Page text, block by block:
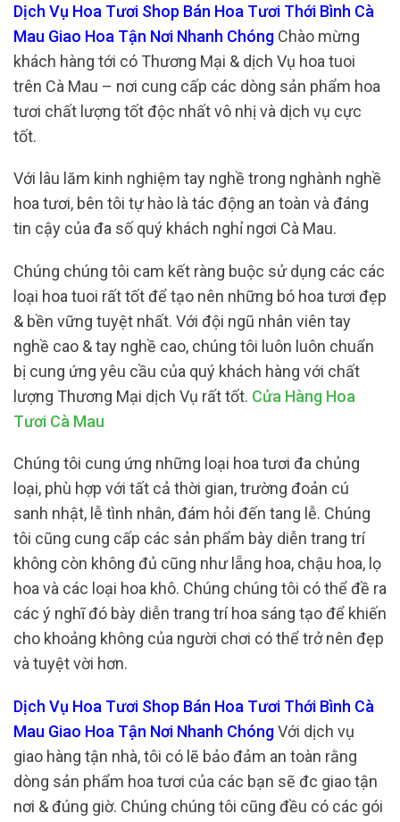
Dịch Vụ Hoa Tươi Shop Bán Hoa Tươi Thới Bình Cà
Mau Giao Hoa Tận Nơi Nhanh Chóng Chào mừng
khách hàng tới có Thương Mại & dịch Vụ hoa tuoi
trên Cà Mau – nơi cung cấp các dòng sản phẩm hoa
tươi chất lượng tốt độc nhất vô nhị và dịch vụ cực
tốt.
Với lâu lăm kinh nghiệm tay nghề trong nghành nghề
hoa tươi, bên tôi tự hào là tác động an toàn và đáng
tin cậy của đa số quý khách nghỉ ngơi Cà Mau.
Chúng chúng tôi cam kết ràng buộc sử dụng các các
loại hoa tuoi rất tốt để tạo nên những bó hoa tươi đẹp
& bền vững tuyệt nhất. Với đội ngũ nhân viên tay
nghề cao & tay nghề cao, chúng tôi luôn luôn chuẩn
bị cung ứng yêu cầu của quý khách hàng với chất
lượng Thương Mại dịch Vụ rất tốt. Cửa Hàng Hoa
Tươi Cà Mau
Chúng tôi cung ứng những loại hoa tươi đa chủng
loại, phù hợp với tất cả thời gian, trường đoản cú
sanh nhật, lễ tình nhân, đám hỏi đến tang lễ. Chúng
tôi cũng cung cấp các sản phẩm bày diễn trang trí
không còn không đủ cũng như lẵng hoa, chậu hoa, lọ
hoa và các loại hoa khô. Chúng chúng tôi có thể đề ra
các ý nghĩ đó bày diễn trang trí hoa sáng tạo để khiến
cho khoảng không của người chơi có thể trở nên đẹp
và tuyệt vời hơn.
Dịch Vụ Hoa Tươi Shop Bán Hoa Tươi Thới Bình Cà
Mau Giao Hoa Tận Nơi Nhanh ChóngVới dịch vụ
giao hàng tận nhà, tôi có lẽ bảo đảm an toàn rằng
dòng sản phẩm hoa tươi của các bạn sẽ đc giao tận
nơi & đúng giờ. Chúng chúng tôi cũng đều có các gói